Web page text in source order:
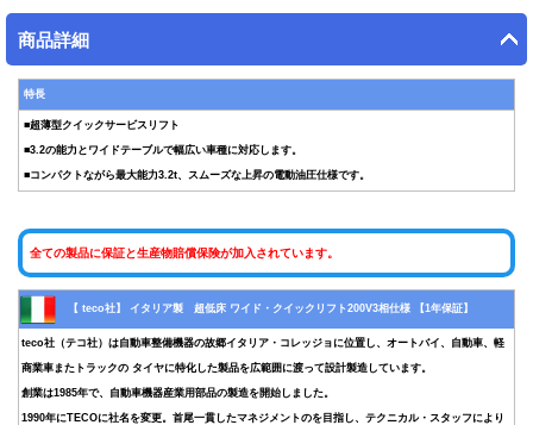
商品詳細
特長
■超薄型クイックサービスリフト
■3.2の能力とワイドテーブルで幅広い車種に対応します。
■コンパクトながら最大能力3.2t、スムーズな上昇の電動油圧仕様です。
全ての製品に保証と生産物賠償保険が加入されています。
【 teco社】 イタリア製 超低床 ワイド・クイックリフト200V3相仕様 【1年保証】
teco社（テコ社）は自動車整備機器の故郷イタリア・コレッジョに位置し、オートバイ、自動車、軽
商業車またトラックの タイヤに特化した製品を広範囲に渡って設計製造しています。
創業は1985年で、自動車機器産業用部品の製造を開始しました。
1990年にTECOに社名を変更。首尾一貫したマネジメントのを目指し、テクニカル・スタッフにより